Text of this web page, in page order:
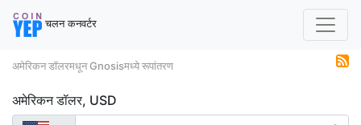
चलन कनवर्टर
अमेरिकन डॉलरमधून Gnosisमध्ये रूपांतरण
अमेरिकन डॉलर, USD